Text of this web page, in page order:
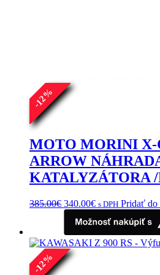
-
12
%
MOTO MORINI X-
ARROW
KATALYZÁTORA
385.00€ Pôvodná
cena
bola:
385.00€.
340.00€Aktuálna
je:
340.00€.
s DPH Pridať do
-
12
%